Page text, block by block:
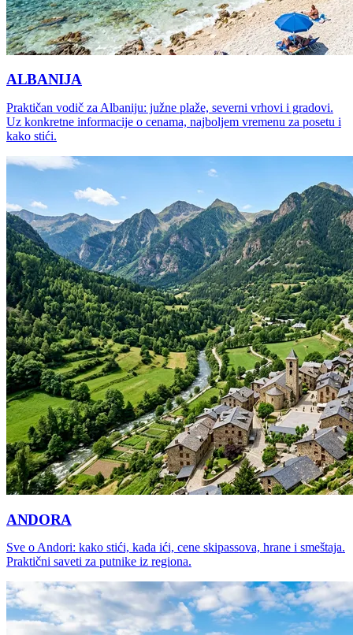
ALBANIJA
Praktičan vodič za Albaniju: južne plaže, severni vrhovi i gradovi.
Uz konkretne informacije o cenama, najboljem vremenu za posetu i
kako stići.
ANDORA
Sve o Andori: kako stići, kada ići, cene skipassova, hrane i smeštaja.
Praktični saveti za putnike iz regiona.